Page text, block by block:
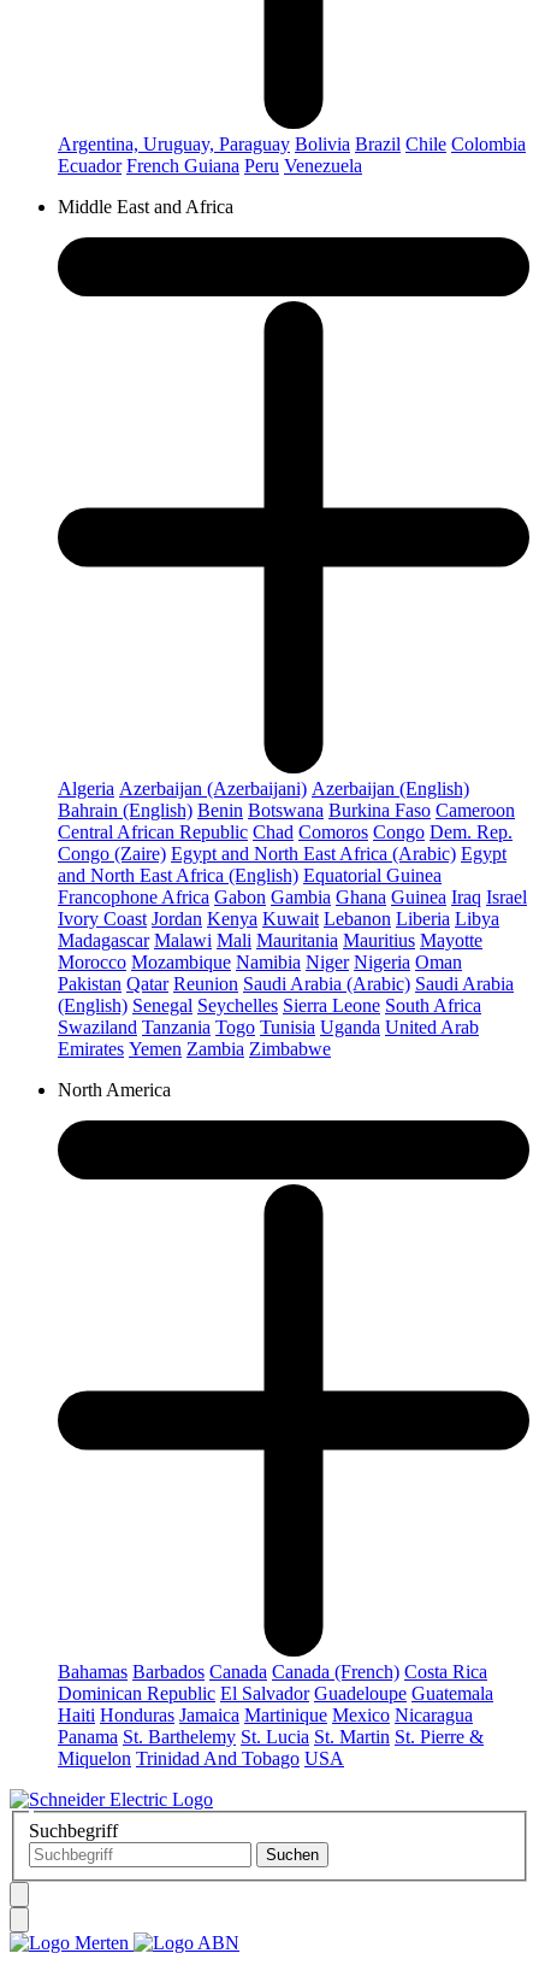
Argentina, Uruguay, Paraguay Bolivia Brazil Chile Colombia
Ecuador French Guiana Peru Venezuela
Middle East and Africa
Algeria Azerbaijan (Azerbaijani) Azerbaijan (English)
Bahrain (English) Benin Botswana Burkina Faso Cameroon
Central African Republic Chad Comoros Congo Dem. Rep.
Congo (Zaire) Egypt and North East Africa (Arabic) Egypt
and North East Africa (English) Equatorial Guinea
Francophone Africa Gabon Gambia Ghana Guinea Iraq Israel
Ivory Coast Jordan Kenya Kuwait Lebanon Liberia Libya
Madagascar Malawi Mali Mauritania Mauritius Mayotte
Morocco Mozambique Namibia Niger Nigeria Oman
Pakistan Qatar Reunion Saudi Arabia (Arabic) Saudi Arabia
(English) Senegal Seychelles Sierra Leone South Africa
Swaziland Tanzania Togo Tunisia Uganda United Arab
Emirates Yemen Zambia Zimbabwe
North America
Bahamas Barbados Canada Canada (French) Costa Rica
Dominican Republic El Salvador Guadeloupe Guatemala
Haiti Honduras Jamaica Martinique Mexico Nicaragua
Panama St. Barthelemy St. Lucia St. Martin St. Pierre &
Miquelon Trinidad And Tobago USA
Suchbegriff